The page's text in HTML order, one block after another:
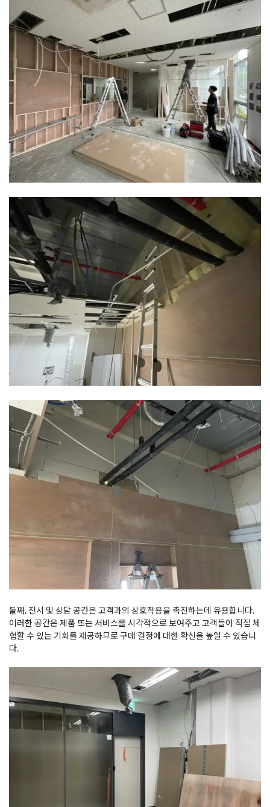
둘째, 전시 및 상담 공간은 고객과의 상호작용을 촉진하는데 유용합니다.
이러한 공간은 제품 또는 서비스를 시각적으로 보여주고 고객들이 직접 체
험할 수 있는 기회를 제공하므로 구매 결정에 대한 확신을 높일 수 있습니
다.